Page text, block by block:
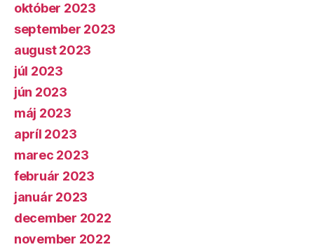
október 2023
september 2023
august 2023
júl 2023
jún 2023
máj 2023
apríl 2023
marec 2023
február 2023
január 2023
december 2022
november 2022